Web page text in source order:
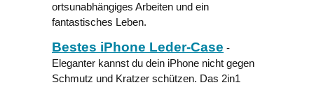
ortsunabhängiges Arbeiten und ein
fantastisches Leben.
Bestes iPhone Leder-Case -
Eleganter kannst du dein iPhone nicht gegen
Schmutz und Kratzer schützen. Das 2in1